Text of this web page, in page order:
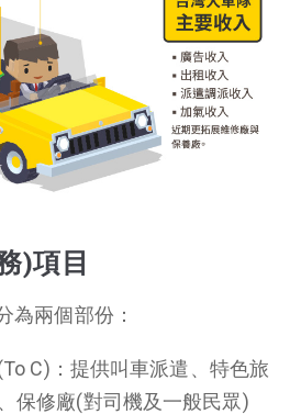
)項目
為兩個部份：
C)：提供叫車派遣、特色旅
保修廠(對司機及一般民眾)